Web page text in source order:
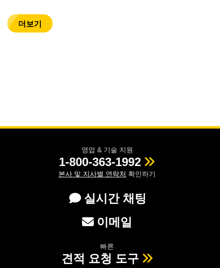
더보기
영업 & 기술 지원
1-800-363-1992
본사 및 지사별 연락처 확인하기
실시간 채팅
이메일
빠른
견적 요청 도구